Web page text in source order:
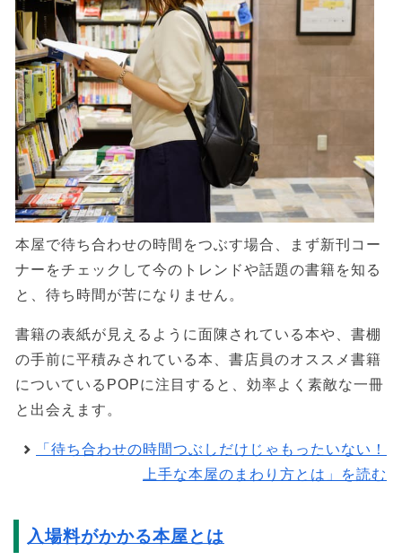
本屋で待ち合わせの時間をつぶす場合、まず新刊コー
ナーをチェックして今のトレンドや話題の書籍を知る
と、待ち時間が苦になりません。
書籍の表紙が見えるように面陳されている本や、書棚
の手前に平積みされている本、書店員のオススメ書籍
についているPOPに注目すると、効率よく素敵な一冊
と出会えます。
「待ち合わせの時間つぶしだけじゃもったいない！
上手な本屋のまわり方とは」を読む
入場料がかかる本屋とは